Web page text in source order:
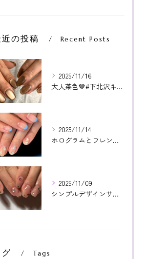
の投稿 Recent Posts
2025/11/16
大人茶色🤎#下北沢ネイル#paragel#パラジェル#下北沢...
2025/11/14
ホログラムとフレンチ相性よかった😊いつもありがとうございます...
2025/11/09
シンプルデザインサンプルより！カラフルストーン🤩❤️いつもあ...
グ Tags